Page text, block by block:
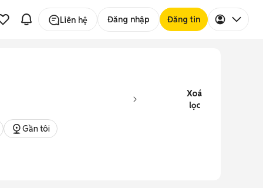
Liên hệ Đăng nhập Đăng tin
Xoá
lọc
Gần tôi